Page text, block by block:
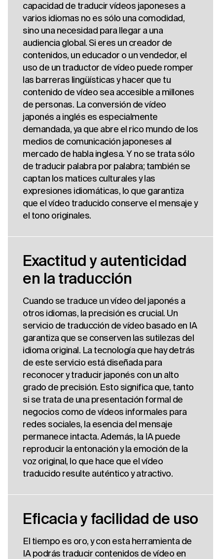
capacidad de traducir vídeos japoneses a
varios idiomas no es sólo una comodidad,
sino una necesidad para llegar a una
audiencia global. Si eres un creador de
contenidos, un educador o un vendedor, el
uso de un traductor de vídeo puede romper
las barreras lingüísticas y hacer que tu
contenido de vídeo sea accesible a millones
de personas. La conversión de vídeo
japonés a inglés es especialmente
demandada, ya que abre el rico mundo de los
medios de comunicación japoneses al
mercado de habla inglesa. Y no se trata sólo
de traducir palabra por palabra; también se
captan los matices culturales y las
expresiones idiomáticas, lo que garantiza
que el vídeo traducido conserve el mensaje y
el tono originales.
Exactitud y autenticidad
en la traducción
Cuando se traduce un vídeo del japonés a
otros idiomas, la precisión es crucial. Un
servicio de traducción de vídeo basado en IA
garantiza que se conserven las sutilezas del
idioma original. La tecnología que hay detrás
de este servicio está diseñada para
reconocer y traducir japonés con un alto
grado de precisión. Esto significa que, tanto
si se trata de una presentación formal de
negocios como de vídeos informales para
redes sociales, la esencia del mensaje
permanece intacta. Además, la IA puede
reproducir la entonación y la emoción de la
voz original, lo que hace que el vídeo
traducido resulte auténtico y atractivo.
Eficacia y facilidad de uso
El tiempo es oro, y con esta herramienta de
IA podrás traducir contenidos de vídeo en